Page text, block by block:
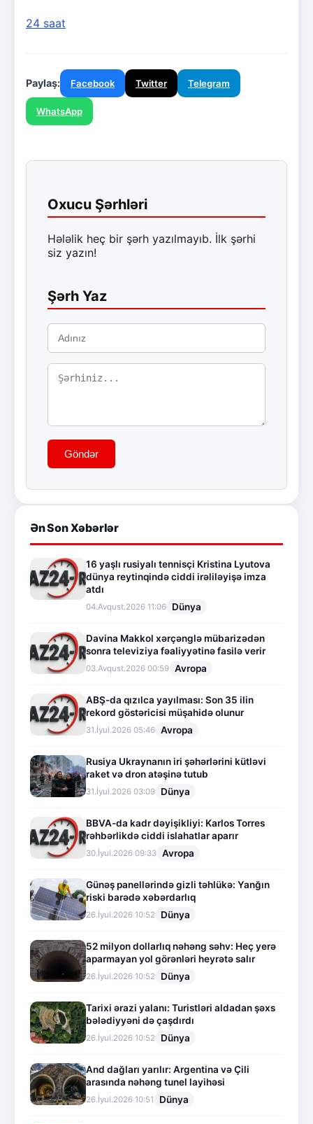
24 saat
Paylaş: Facebook Twitter Telegram
WhatsApp
Oxucu Şərhləri
Hələlik heç bir şərh yazılmayıb. İlk şərhi
siz yazın!
Şərh Yaz
Göndər
Ən Son Xəbərlər
16 yaşlı rusiyalı tennisçi Kristina Lyutova
dünya reytinqində ciddi irəliləyişə imza
atdı
04.Avqust.2026 11:06 Dünya
Davina Makkol xərçənglə mübarizədən
sonra televiziya fəaliyyətinə fasilə verir
03.Avqust.2026 00:59 Avropa
ABŞ-da qızılca yayılması: Son 35 ilin
rekord göstəricisi müşahidə olunur
31.İyul.2026 05:46 Avropa
Rusiya Ukraynanın iri şəhərlərini kütləvi
raket və dron atəşinə tutub
31.İyul.2026 03:09 Dünya
BBVA-da kadr dəyişikliyi: Karlos Torres
rəhbərlikdə ciddi islahatlar aparır
30.İyul.2026 09:33 Avropa
Günəş panellərində gizli təhlükə: Yanğın
riski barədə xəbərdarlıq
26.İyul.2026 10:52 Dünya
52 milyon dollarlıq nəhəng səhv: Heç yerə
aparmayan yol görənləri heyrətə salır
26.İyul.2026 10:52 Dünya
Tarixi ərazi yalanı: Turistləri aldadan şəxs
bələdiyyəni də çaşdırdı
26.İyul.2026 10:52 Dünya
And dağları yarılır: Argentina və Çili
arasında nəhəng tunel layihəsi
26.İyul.2026 10:51 Dünya